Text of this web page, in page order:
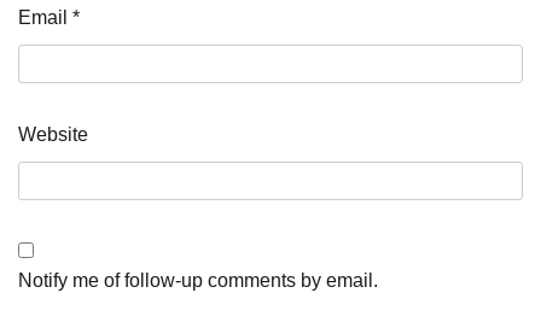
Email *
Website
Notify me of follow-up comments by email.